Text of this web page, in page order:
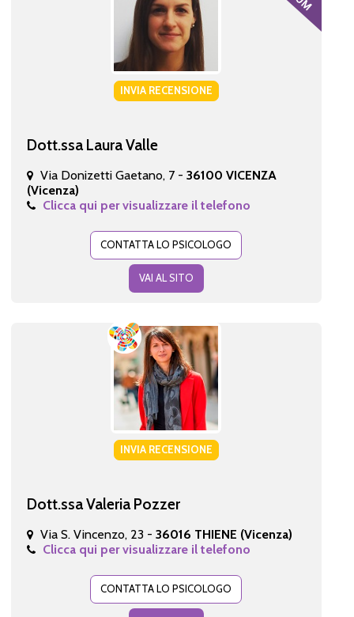
INVIA RECENSIONE
Dott.ssa Laura Valle
Via Donizetti Gaetano, 7 - 36100 VICENZA
(Vicenza)
Clicca qui per visualizzare il telefono
CONTATTA LO PSICOLOGO
VAI AL SITO
INVIA RECENSIONE
Dott.ssa Valeria Pozzer
Via S. Vincenzo, 23 - 36016 THIENE (Vicenza)
Clicca qui per visualizzare il telefono
CONTATTA LO PSICOLOGO